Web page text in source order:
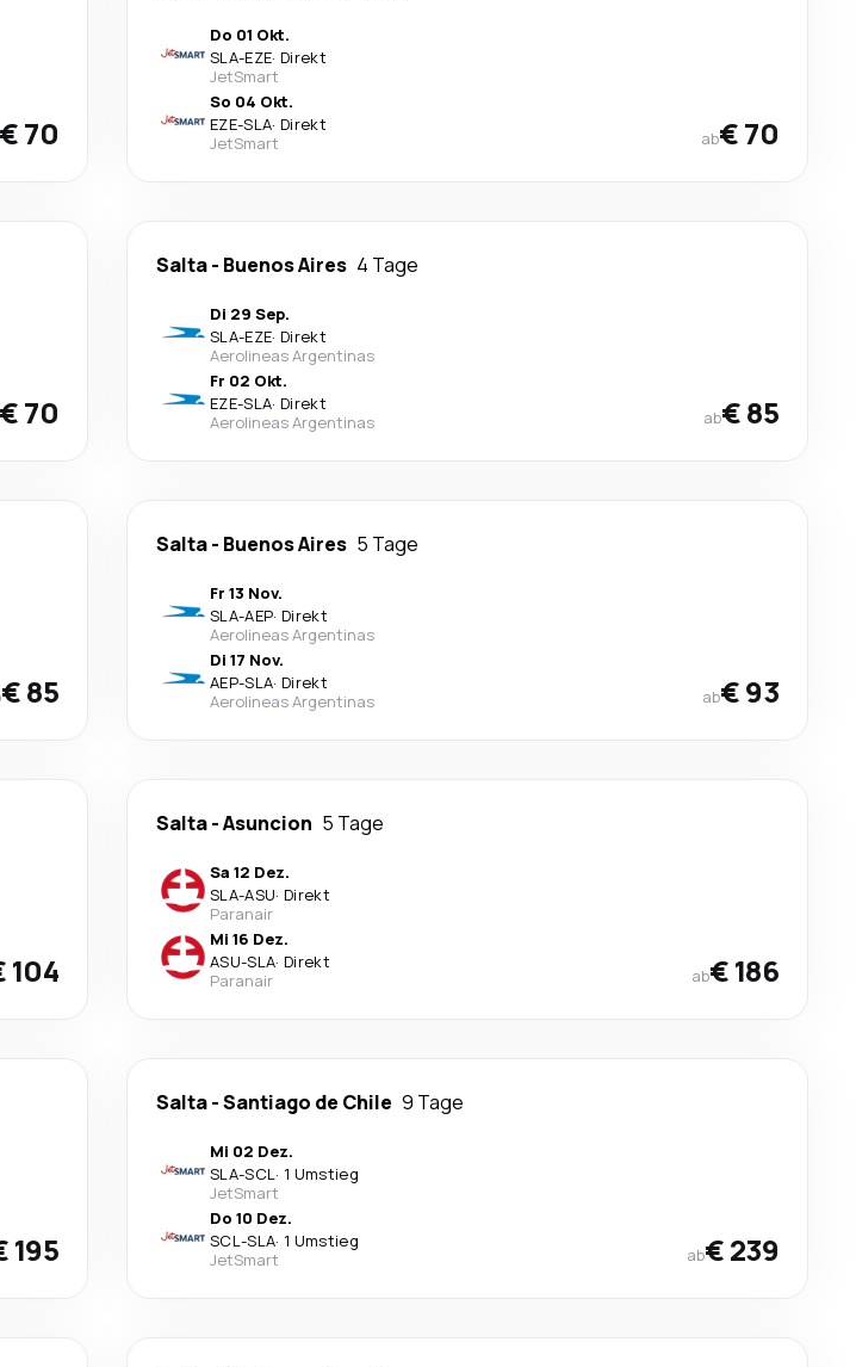
€ 70
Do 01 Okt.
SLA-EZE· Direkt
JetSmart
So 04 Okt.
EZE-SLA· Direkt
JetSmart
ab€ 70
€ 70
Salta- Buenos Aires 4 Tage
Di 29 Sep.
SLA-EZE· Direkt
Aerolineas Argentinas
Fr 02 Okt.
EZE-SLA· Direkt
Aerolineas Argentinas
ab€ 85
€ 85
Salta- Buenos Aires 5 Tage
Fr 13 Nov.
SLA-AEP· Direkt
Aerolineas Argentinas
Di 17 Nov.
AEP-SLA· Direkt
Aerolineas Argentinas
ab€ 93
104
Salta-Asuncion 5 Tage
Sa 12 Dez.
SLA-ASU· Direkt
Paranair
Mi 16 Dez.
ASU-SLA· Direkt
Paranair
ab€ 186
195
Salta-Santiago de Chile 9 Tage
Mi 02 Dez.
SLA-SCL· 1 Umstieg
JetSmart
Do 10 Dez.
SCL-SLA· 1 Umstieg
JetSmart
ab€ 239